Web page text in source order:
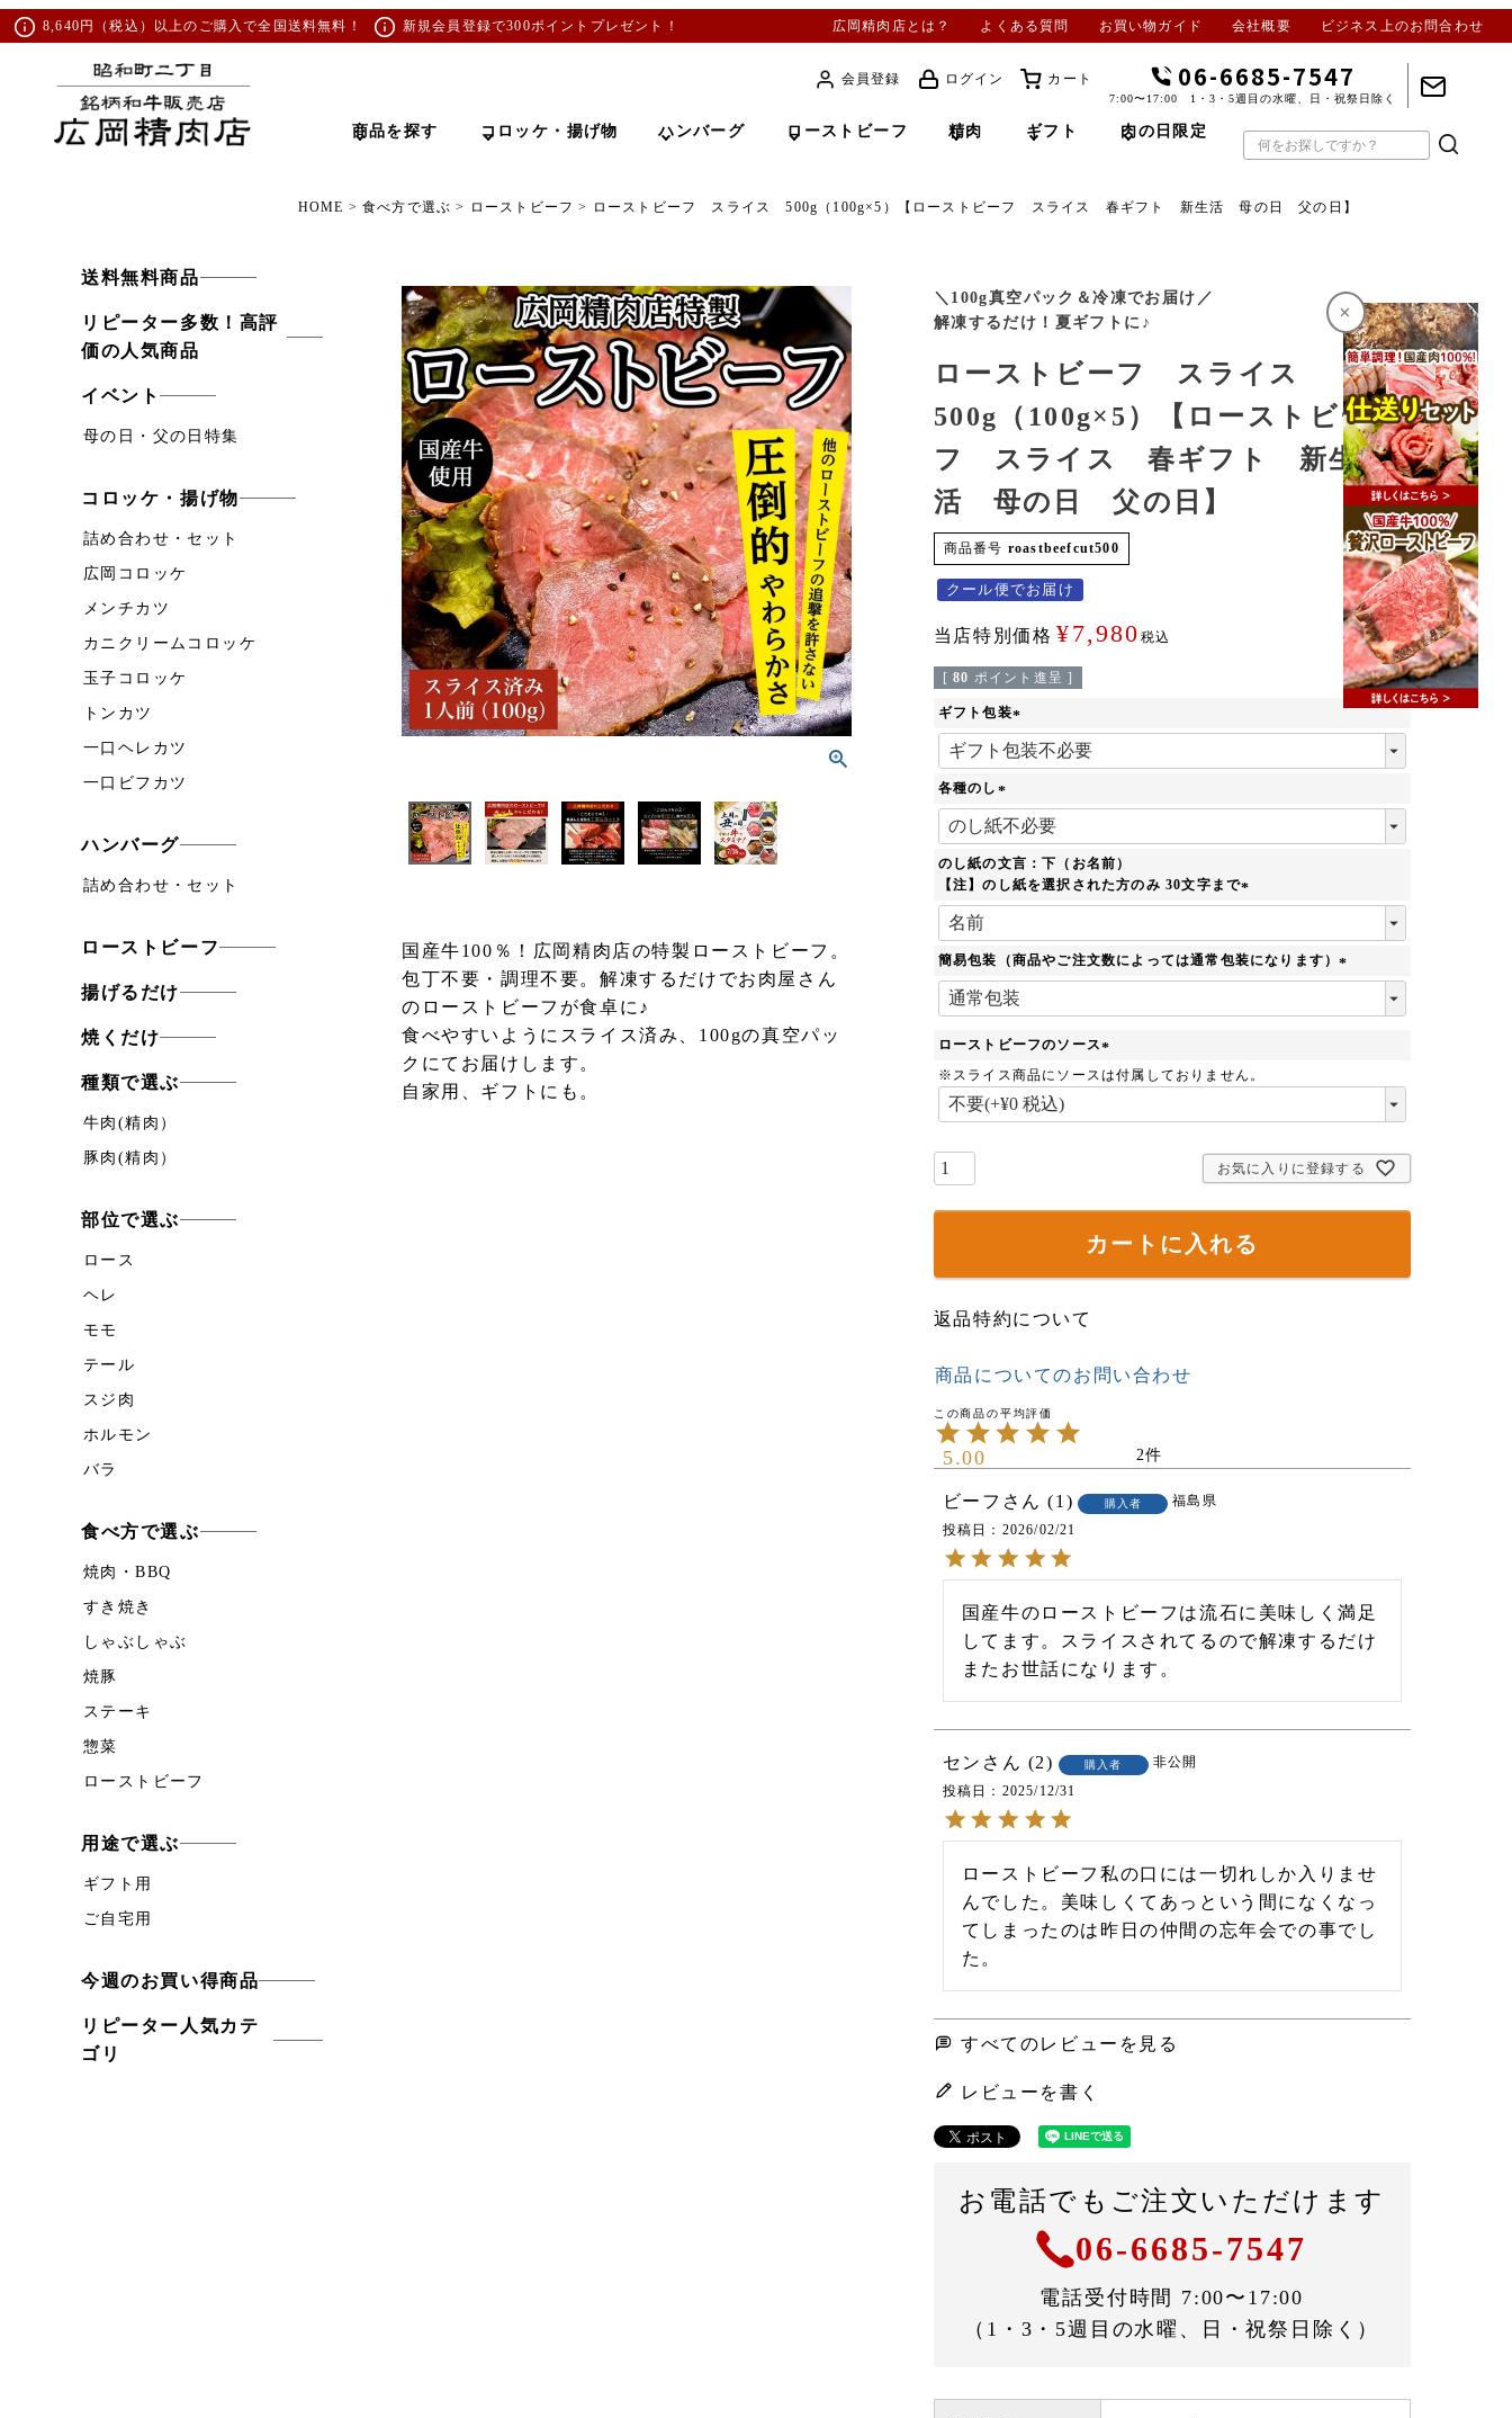
8,640円（税込）以上のご購入で全国送料無料！ 新規会員登録で300ポイントプレゼント！ 広岡精肉店とは？ よくある質問 お買い物ガイド 会社概要 ビジネス上のお問合わせ
会員登録 ログイン カート 06-6685-7547
7:00〜17:00 1・3・5週目の水曜、日・祝祭日除く
商品を探す コロッケ・揚げ物 ハンバーグ ローストビーフ 精肉 ギフト 肉の日限定
×
HOME 食べ方で選ぶ ローストビーフ ローストビーフ スライス 500g（100g×5）【ローストビーフ スライス 春ギフト 新生活 母の日 父の日】
送料無料商品
リピーター多数！高評
価の人気商品
イベント
母の日・父の日特集
コロッケ・揚げ物
詰め合わせ・セット
広岡コロッケ
メンチカツ
カニクリームコロッケ
玉子コロッケ
トンカツ
一口ヘレカツ
一口ビフカツ
ハンバーグ
詰め合わせ・セット
ローストビーフ
揚げるだけ
焼くだけ
種類で選ぶ
牛肉(精肉）
豚肉(精肉）
部位で選ぶ
ロース
ヘレ
モモ
テール
スジ肉
ホルモン
バラ
食べ方で選ぶ
焼肉・BBQ
すき焼き
しゃぶしゃぶ
焼豚
ステーキ
惣菜
ローストビーフ
用途で選ぶ
ギフト用
ご自宅用
今週のお買い得商品
リピーター人気カテ
ゴリ
国産牛100％！広岡精肉店の特製ローストビーフ。
包丁不要・調理不要。解凍するだけでお肉屋さん
のローストビーフが食卓に♪
食べやすいようにスライス済み、100gの真空パッ
クにてお届けします。
自家用、ギフトにも。
＼100g真空パック＆冷凍でお届け／
解凍するだけ！夏ギフトに♪
ローストビーフ スライス
500g（100g×5）【ローストビー
フ スライス 春ギフト 新生
活 母の日 父の日】
商品番号 roastbeefcut500
クール便でお届け
当店特別価格 ¥7,980 税込
[ 80 ポイント進呈 ]
ギフト包装
必
各種のし
(
必
須
)
のし紙の文言：下（お名前）
【注】のし紙を選択された方のみ 30文字まで
須
簡易包装（商品やご注文数によっては通常包装になります）
ローストビーフのソース
(
※スライス商品にソースは付属しておりません。
お気に入りに登録する
カートに入れる
返品特約について
商品についてのお問い合わせ
5.00 2
ビーフ 1 購入者
福島県
投稿日
2026/02/21
国産牛のローストビーフは流石に美味しく満足
してます。スライスされてるので解凍するだけ
またお世話になります。
セン 2 購入者
非公開
投稿日
2025/12/31
ローストビーフ私の口には一切れしか入りませ
んでした。美味しくてあっという間になくなっ
てしまったのは昨日の仲間の忘年会での事でし
た。
すべてのレビューを見る
レビューを書く
お電話でもご注文いただけます
06-6685-7547
電話受付時間 7:00〜17:00
（1・3・5週目の水曜、日・祝祭日除く）